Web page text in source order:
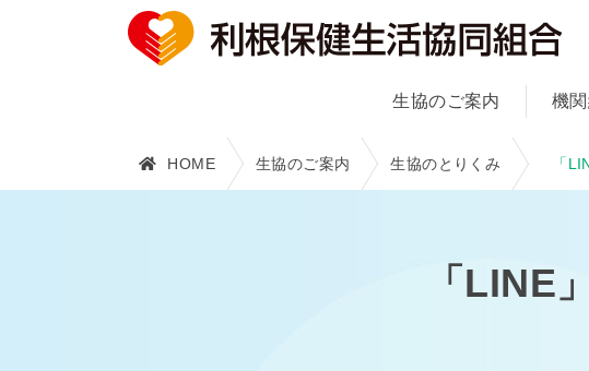
生協のご案内 機
HOME 生協のご案内 生協のとりくみ 「
「LINE